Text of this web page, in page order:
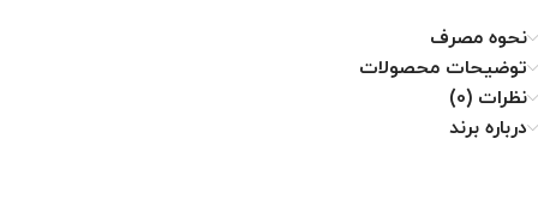
نحوه مصرف
توضیحات محصولات
نظرات (0)
درباره برند